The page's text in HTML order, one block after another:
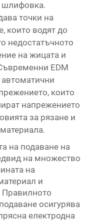
шлифовка.
точки на
които водят до
недостатъчното
на жицата и
EDM
които
напрежението
за рязане и
на подаване на
на множество
на
и
Правилното
осигурява
електродна